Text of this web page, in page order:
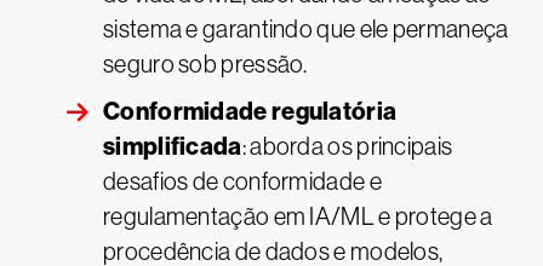
sistema e garantindo que ele permaneça
seguro sob pressão.
Conformidade regulatória
simplificada: aborda os principais
desafios de conformidade e
regulamentação em IA/ML e protege a
procedência de dados e modelos,